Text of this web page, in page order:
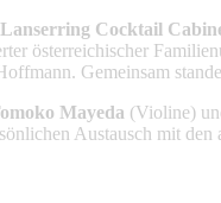
Lanserring Cocktail
österreichischer
Gemeinsam
Mayeda (Violine)
Austausch mit